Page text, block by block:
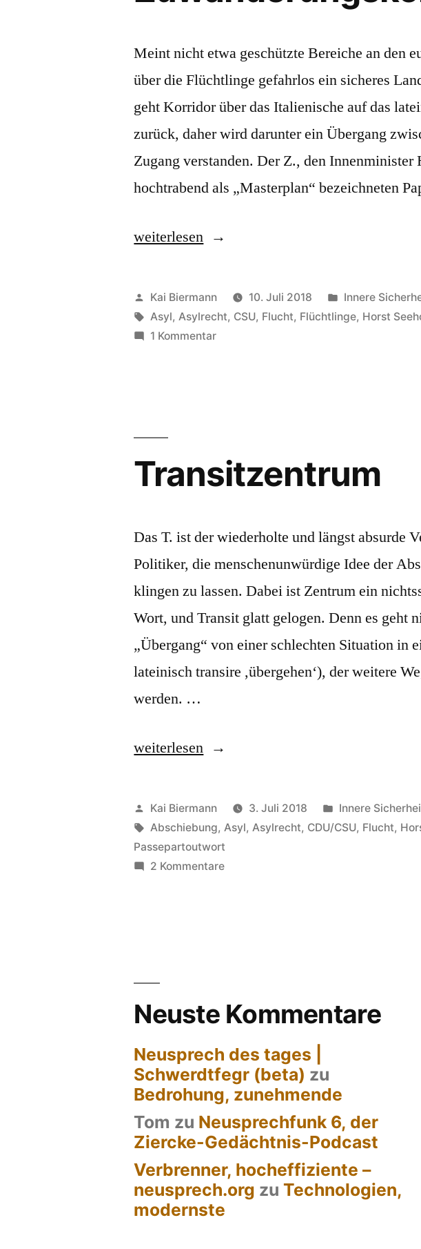
Meint nicht etwa geschützte Bereiche an den
über die Flüchtlinge gefahrlos ein sicheres
geht Korridor über das Italienische auf das
zurück, daher wird darunter ein Übergang
Zugang verstanden. Der Z., den Innenminister
hochtrabend als „Masterplan“ bezeichneten
„Zuwanderungskorridor“
weiterlesen
Veröffentlicht
von
Kai Biermann 10. Juli 2018
Veröffentlicht
in
Innere
Schlagwörter:
Asyl, Asylrecht, CSU, Flucht, Flüchtlinge, Horst
1 Kommentarzu
Transitzentrum
Das T. ist der wiederholte und längst absurde
Politiker, die menschenunwürdige Idee der
klingen zu lassen. Dabei ist Zentrum ein
Wort, und Transit glatt gelogen. Denn es geht
„Übergang“ von einer schlechten Situation in
lateinisch transire ,übergehen‘), der weitere
werden. …
„Transitzentrum“
weiterlesen
Veröffentlicht
von
Kai Biermann 3. Juli 2018
Veröffentlicht
in
Innere
Schlagwörter:
Abschiebung, Asyl, Asylrecht, CDU/CSU, Flucht,
Passepartoutwort
2 Kommentarezu
Neuste Kommentare
Neusprech des tages |
Schwerdtfegr (beta) zu
Bedrohung, zunehmende
Tom zu Neusprechfunk 6, der
Ziercke-Gedächtnis-Podcast
Verbrenner, hocheffiziente –
neusprech.org zuTechnologien,
modernste